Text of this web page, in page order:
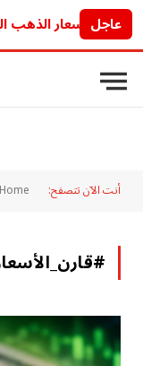
عاجلأسعار الذهب اليوم في الجزائر
أنت الآن تتصفح: Home